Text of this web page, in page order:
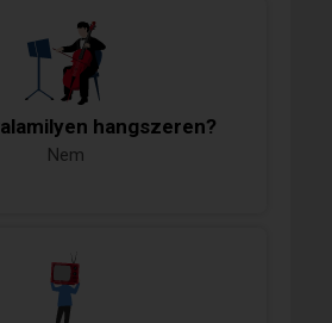
hangszeren?
Nem